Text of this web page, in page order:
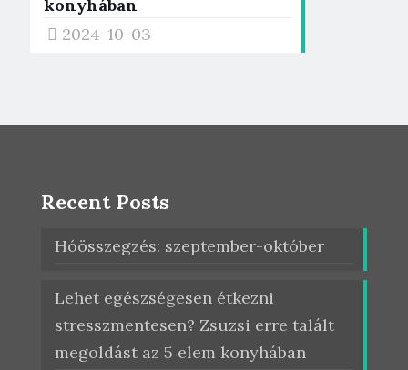
konyhában
2024-10-03
Recent Posts
Hóösszegzés: szeptember-október
Lehet egészségesen étkezni
stresszmentesen? Zsuzsi erre talált
megoldást az 5 elem konyhában